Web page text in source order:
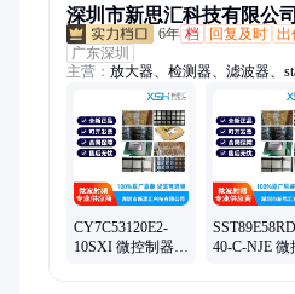
深圳市新思汇科技有限公司
6年 档 回复及时 出
广东深圳
主营： 放大器、检测器、滤波器、
接收器、衰减器、解调器、变压器
振荡器、tda7708str、rfid天线、终
频、集成电路、同轴开关、接入监
器、mcl电子开关
CY7C53120E2-
10SXI 微控制器 -
40-C-NJE 微